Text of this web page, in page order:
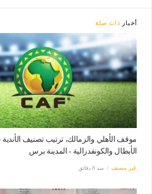
أخبار ذات صلة
موقف الأهلي والزمالك، ترتيب تصنيف
الأبطال والكونفدرالية - المدينة برس
غير مصنف منذ 8 دقائق